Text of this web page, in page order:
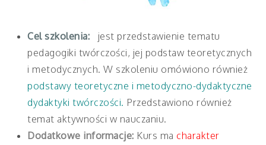
Cel szkolenia:
jest przedstawienie tematu
pedagogiki twórczości, jej podstaw teoretycznych
i metodycznych. W szkoleniu omówiono również
podstawy teoretyczne i metodyczno-dydaktyczne
dydaktyki twórczości. Przedstawiono również
temat aktywności w nauczaniu.
Dodatkowe informacje: Kurs ma charakter